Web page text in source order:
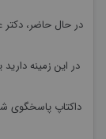
در حال حاضر،دکتر
در این زمینه
داکتاپ پاسخگوی